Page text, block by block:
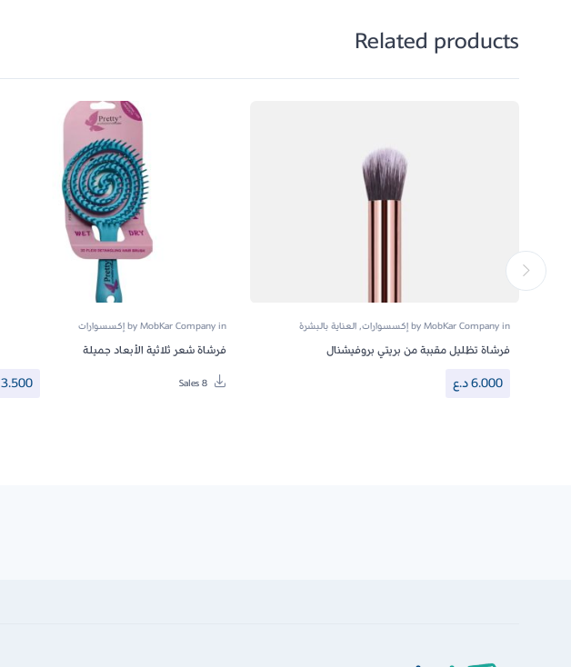
Related products
byMobKar Companyin إكسسوارات,العناية بالبشرة
فرشاة تظليل مقببة من بريتي بروفيشنال
6.000د.ع
byMobKar Companyin إكسسوارات
فرشاة شعر ثلاثية الأبعاد جميلة
8 Sales
3.500